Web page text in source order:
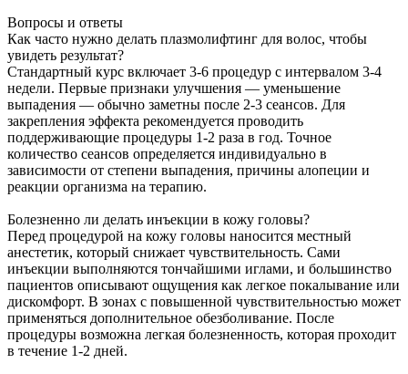
Вопросы и ответы
Как часто нужно делать плазмолифтинг для волос, чтобы
увидеть результат?
Стандартный курс включает 3-6 процедур с интервалом 3-4
недели. Первые признаки улучшения — уменьшение
выпадения — обычно заметны после 2-3 сеансов. Для
закрепления эффекта рекомендуется проводить
поддерживающие процедуры 1-2 раза в год. Точное
количество сеансов определяется индивидуально в
зависимости от степени выпадения, причины алопеции и
реакции организма на терапию.
Болезненно ли делать инъекции в кожу головы?
Перед процедурой на кожу головы наносится местный
анестетик, который снижает чувствительность. Сами
инъекции выполняются тончайшими иглами, и большинство
пациентов описывают ощущения как легкое покалывание или
дискомфорт. В зонах с повышенной чувствительностью может
применяться дополнительное обезболивание. После
процедуры возможна легкая болезненность, которая проходит
в течение 1-2 дней.